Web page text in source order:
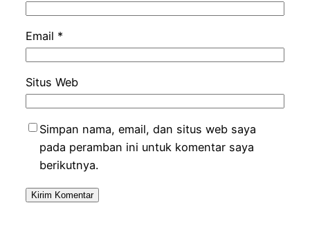
Email *
Situs Web
Simpan nama, email, dan situs web saya
pada peramban ini untuk komentar saya
berikutnya.